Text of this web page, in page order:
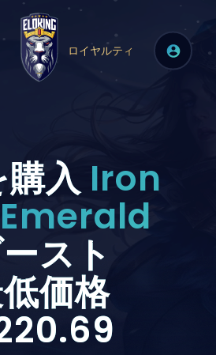
ロイヤルティ
購入Iron
スト
価格